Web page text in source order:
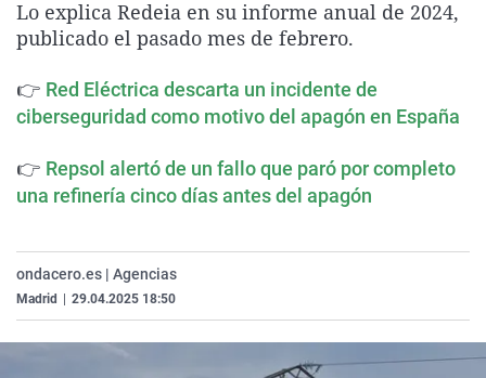
La rosa de los vientos
Como el perro y el
Caso
Equipo de
Operación Viuda
Extremadura
La Rioja
Navarra
País Vasco
Virales
Elecciones
Lo explica Redeia en su informe anual de 2024,
publicado el pasado mes de febrero.
👉 Red Eléctrica descarta un incidente de
ciberseguridad como motivo del apagón en España
👉 Repsol alertó de un fallo que paró por completo
una refinería cinco días antes del apagón
ondacero.es | Agencias
Madrid 29.04.2025 18:50